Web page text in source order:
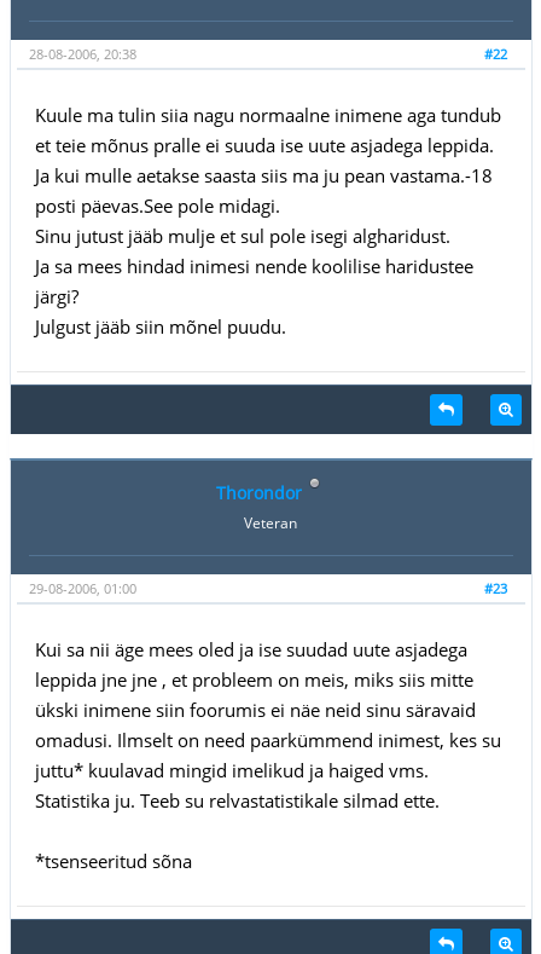
#22
28-08-2006, 20:38
Kuule ma tulin siia nagu normaalne inimene aga tundub
et teie mõnus pralle ei suuda ise uute asjadega leppida.
Ja kui mulle aetakse saasta siis ma ju pean vastama.-18
posti päevas.See pole midagi.
Sinu jutust jääb mulje et sul pole isegi algharidust.
Ja sa mees hindad inimesi nende koolilise haridustee
järgi?
Julgust jääb siin mõnel puudu.
Thorondor
Veteran
#23
29-08-2006, 01:00
Kui sa nii äge mees oled ja ise suudad uute asjadega
leppida jne jne , et probleem on meis, miks siis mitte
ükski inimene siin foorumis ei näe neid sinu säravaid
omadusi. Ilmselt on need paarkümmend inimest, kes su
juttu* kuulavad mingid imelikud ja haiged vms.
Statistika ju. Teeb su relvastatistikale silmad ette.
*tsenseeritud sõna